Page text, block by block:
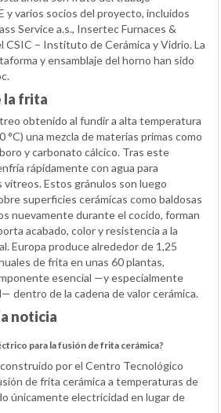
y varios socios del proyecto, incluidos
Service a.s., Insertec Furnaces &
CSIC – Instituto de Cerámica y Vidrio. La
y ensamblaje del horno han sido
la frita
obtenido al fundir a alta temperatura
°C) una mezcla de materias primas como
y carbonato cálcico. Tras este
rápidamente con agua para
vítreos. Estos gránulos son luego
superficies cerámicas como baldosas
nuevamente durante el cocido, forman
acabado, color y resistencia a la
Europa produce alrededor de 1,25
de frita en unas 60 plantas,
esencial —y especialmente
dentro de la cadena de valor cerámica.
noticia
para la fusión de frita cerámica?
por el Centro Tecnológico
de frita cerámica a temperaturas de
únicamente electricidad en lugar de